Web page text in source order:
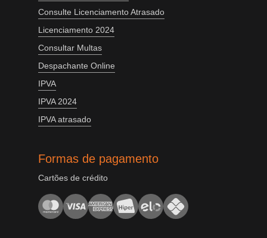
Consulte Licenciamento Atrasado
Licenciamento 2024
Consultar Multas
Despachante Online
IPVA
IPVA 2024
IPVA atrasado
Formas de pagamento
Cartões de crédito